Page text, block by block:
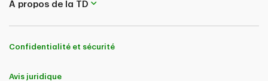
Appuyez surOK.
À propos de la TD
Confidentialité et sécurité
Avis juridique